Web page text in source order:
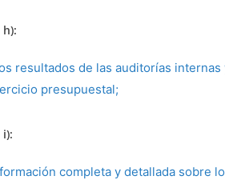
resultados de las auditorías
presupuestal;
completa y detallada sobre